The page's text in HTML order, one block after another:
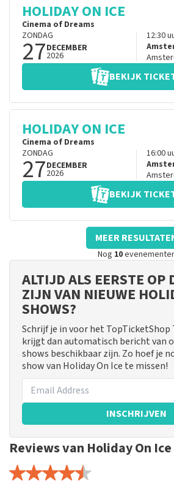
HOLIDAY ON ICE
Cinema of Dreams
ZONDAG
27DECEMBER
2026
12:30
BEKIJK
HOLIDAY ON ICE
Cinema of Dreams
ZONDAG
27DECEMBER
2026
16:00
BEKIJK
MEER
Nog 10
ALTIJD ALS EERSTE OP
ZIJN VAN NIEUWE
SHOWS?
Schrijf je in voor het TopTicketShop
krijgt dan automatisch bericht van
shows beschikbaar zijn. Zo hoef je
show van Holiday On Ice te missen!
INSCHRIJVEN
Reviews van Holiday On Ice